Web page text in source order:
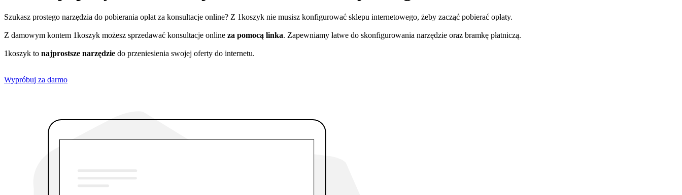
Szukasz prostego narzędzia do pobierania opłat za konsultacje online? Z 1koszyk nie musisz konfigurować sklepu internetowego, żeby zacząć pobierać opłaty.
Z damowym kontem 1koszyk możesz sprzedawać konsultacje online za pomocą linka. Zapewniamy łatwe do skonfigurowania narzędzie oraz bramkę płatniczą.
1koszyk to najprostsze narzędzie do przeniesienia swojej oferty do internetu.
Wypróbuj za darmo